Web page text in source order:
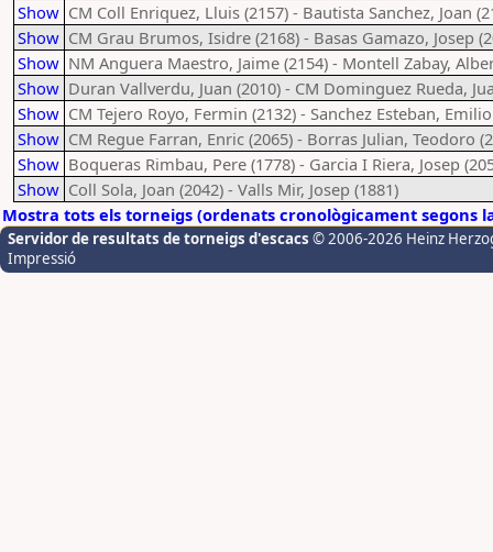
Show CM Coll Enriquez, Lluis (2157) - Bautista Sanchez, Joan
Show CM Grau Brumos, Isidre (2168) - Basas Gamazo, Josep
Show NM Anguera Maestro, Jaime (2154) - Montell Zabay,
Show Duran Vallverdu, Juan (2010) - CM Dominguez Rueda,
Show CM Tejero Royo, Fermin (2132) - Sanchez Esteban,
Show CM Regue Farran, Enric (2065) - Borras Julian, Teodoro
Show Boqueras Rimbau, Pere (1778) - Garcia I Riera, Josep
Show Coll Sola, Joan (2042) - Valls Mir, Josep (1881)
Mostra tots els torneigs (ordenats cronològicament segons
Servidor de resultats de torneigs d'escacs © 2006-2026 Heinz
Impressió